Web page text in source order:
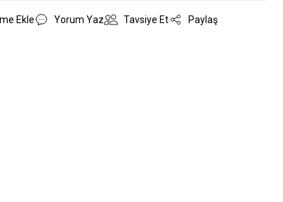
Yorum Yaz Tavsiye Et Paylaş